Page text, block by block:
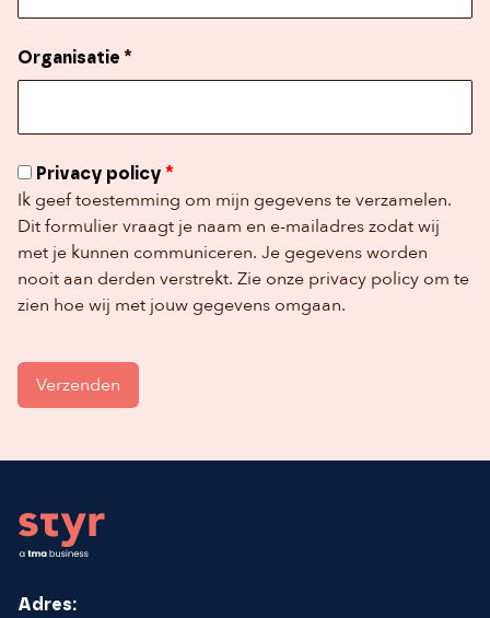
Organisatie *
Ik geef toestemming om mijn gegevens te verzamelen.
Dit formulier vraagt je naam en e-mailadres zodat wij
met je kunnen communiceren. Je gegevens worden
nooit aan derden verstrekt. Zie onze privacy policy om te
zien hoe wij met jouw gegevens omgaan.
Privacy policy *
Footer
Adres: